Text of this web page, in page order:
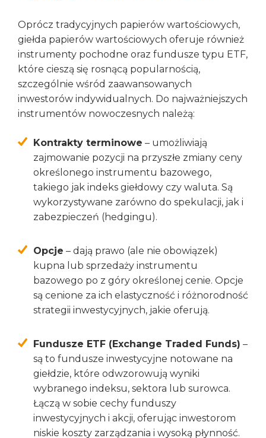
Oprócz tradycyjnych papierów wartościowych,
giełda papierów wartościowych oferuje również
instrumenty pochodne oraz fundusze typu ETF,
które cieszą się rosnącą popularnością,
szczególnie wśród zaawansowanych
inwestorów indywidualnych. Do najważniejszych
instrumentów nowoczesnych należą:
Kontrakty terminowe – umożliwiają
zajmowanie pozycji na przyszłe zmiany ceny
określonego instrumentu bazowego,
takiego jak indeks giełdowy czy waluta. Są
wykorzystywane zarówno do spekulacji, jak i
zabezpieczeń (hedgingu).
Opcje – dają prawo (ale nie obowiązek)
kupna lub sprzedaży instrumentu
bazowego po z góry określonej cenie. Opcje
są cenione za ich elastyczność i różnorodność
strategii inwestycyjnych, jakie oferują.
Fundusze ETF (Exchange Traded Funds) –
są to fundusze inwestycyjne notowane na
giełdzie, które odwzorowują wyniki
wybranego indeksu, sektora lub surowca.
Łączą w sobie cechy funduszy
inwestycyjnych i akcji, oferując inwestorom
niskie koszty zarządzania i wysoką płynność.